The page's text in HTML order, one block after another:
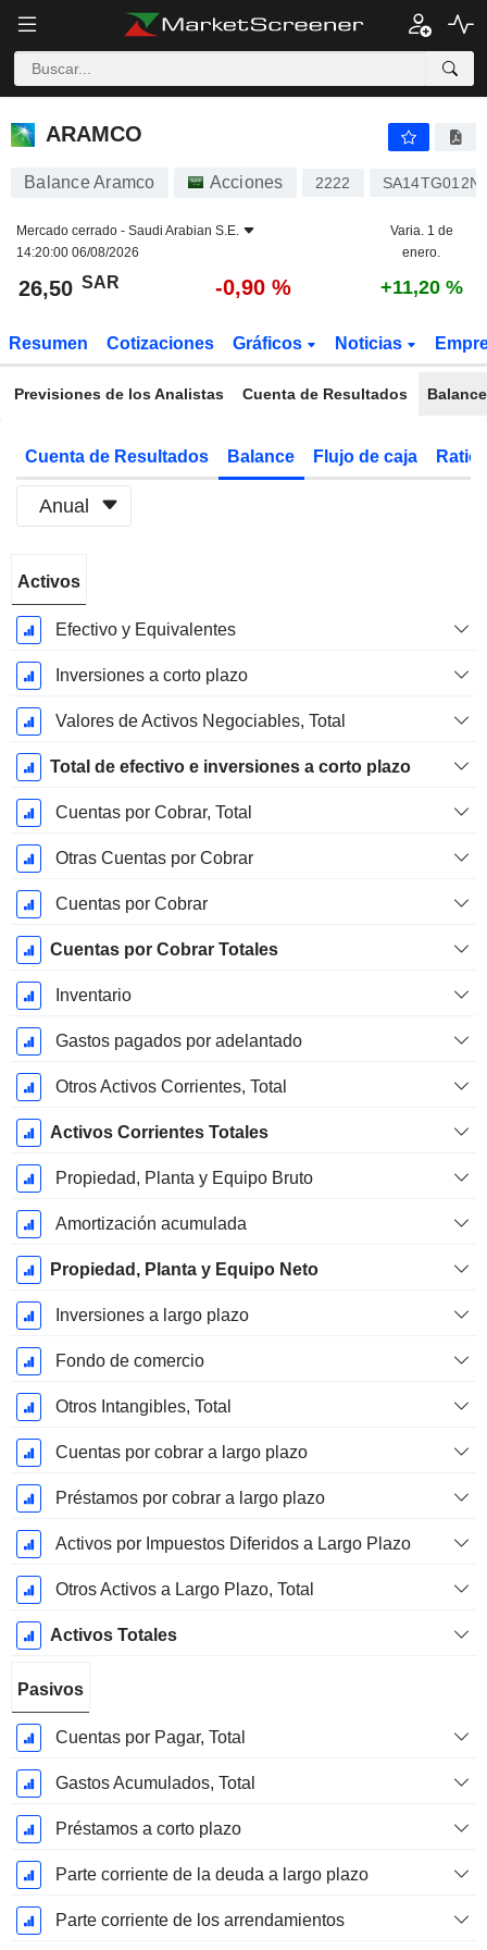
ARAMCO
ARAMCO
Balance Aramco Acciones 2222
Mercado cerrado - Saudi Arabian S.E.
14:20:00 06/08/2026
Varia. 1 de
enero.
26,50 SAR -0,90 % +11,20 %
Resumen Cotizaciones Gráficos Noticias
Previsiones de los Analistas Cuenta de Resultados Balance
Cuenta de Resultados Balance Flujo de caja
Anual
fiscal:
Diciembre
Activos
Efectivo y Equivalentes
Inversiones a corto plazo
Valores de Activos Negociables, Total
Total de efectivo e inversiones a corto plazo
Cuentas por Cobrar, Total
Otras Cuentas por Cobrar
Cuentas por Cobrar
Cuentas por Cobrar Totales
Inventario
Gastos pagados por adelantado
Otros Activos Corrientes, Total
Activos Corrientes Totales
Propiedad, Planta y Equipo Bruto
Amortización acumulada
Propiedad, Planta y Equipo Neto
Inversiones a largo plazo
Fondo de comercio
Otros Intangibles, Total
Cuentas por cobrar a largo plazo
Préstamos por cobrar a largo plazo
Activos por Impuestos Diferidos a Largo Plazo
Otros Activos a Largo Plazo, Total
Activos Totales
Pasivos
Cuentas por Pagar, Total
Gastos Acumulados, Total
Préstamos a corto plazo
Parte corriente de la deuda a largo plazo
Parte corriente de los arrendamientos